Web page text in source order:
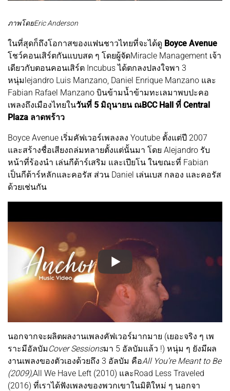
ภาพโดยEric Anderson
ในที่สุดก็ถึงโอกาสของแฟนชาวไทยที่จะได้ดู Boyce Avenue
โชว์คอนเสิร์ตกันแบบสด ๆ โดยผู้จัดMiracle Management เจ้า
เดียวกับตอนคอนเสิร์ต Incubus ได้ตกลงปลงใจพา 3
หนุ่มlejandro Luis Manzano, Daniel Enrique Manzano และ
Fabian Rafael Manzano บินข้ามน้ำข้ามทะเลมาพบปะคอ
เพลงถึงเมืองไทยในวันที่ 5 มิถุนายน ณBCC Hall ที่ Central
Plaza ลาดพร้าว
Boyce Avenue เริ่มคัฟเวอร์เพลงลง Youtube ตั้งแต่ปี 2007
และสร้างชื่อเสียงถล่มทลายตั้งแต่นั้นมา โดย Alejandro รับ
หน้าที่ร้องนำ เล่นกีต้าร์เสริม และเปียโน ในขณะที่ Fabian
เป็นกีต้าร์หลักและคอรัส ส่วน Daniel เล่นเบส กลอง และคอรัส
ด้วยเช่นกัน
นอกจากจะผลิตผลงานเพลงคัฟเวอร์มากมาย (เยอะจริง ๆ เพ
ราะมีอัลบัม Cover Sessionsมา 5 อัลบัมแล้ว !) หนุ่ม ๆ ยังมีผล
งานเพลงของตัวเองด้วยถึง 3 อัลบัม คือAll You’re Meant to Be
(2009),All We Have Left (2010) และRoad Less Traveled
(2016) ที่เราได้ฟังเพลงของพวกเขาในมิติใหม่ ๆ นอกจา